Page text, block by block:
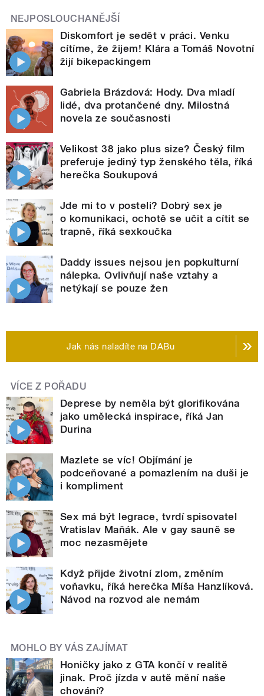
NEJPOSLOUCHANĚJŠÍ
Diskomfort je sedět v práci. Venku
cítíme, že žijem! Klára a Tomáš Novotní
žijí bikepackingem
Gabriela Brázdová: Hody. Dva mladí
lidé, dva protančené dny. Milostná
novela ze současnosti
Velikost 38 jako plus size? Český film
preferuje jediný typ ženského těla, říká
herečka Soukupová
Jde mi to v posteli? Dobrý sex je
o komunikaci, ochotě se učit a cítit se
trapně, říká sexkoučka
Daddy issues nejsou jen popkulturní
nálepka. Ovlivňují naše vztahy a
netýkají se pouze žen
Jak nás naladíte na DABu
VÍCE Z POŘADU
Deprese by neměla být glorifikována
jako umělecká inspirace, říká Jan
Durina
Mazlete se víc! Objímání je
podceňované a pomazlením na duši je
i kompliment
Sex má být legrace, tvrdí spisovatel
Vratislav Maňák. Ale v gay sauně se
moc nezasmějete
Když přijde životní zlom, změním
voňavku, říká herečka Míša Hanzlíková.
Návod na rozvod ale nemám
MOHLO BY VÁS ZAJÍMAT
Honičky jako z GTA končí v realitě
jinak. Proč jízda v autě mění naše
chování?